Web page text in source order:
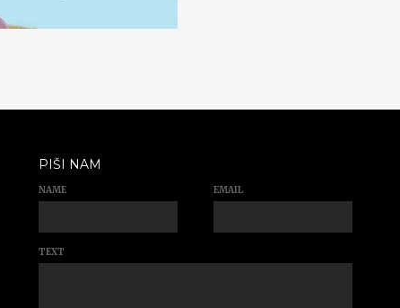
PIŠI NAM
NAME EMAIL
TEXT